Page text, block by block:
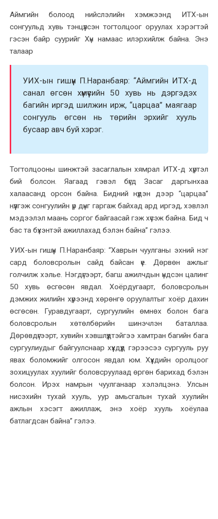
Аймгийн болоод нийслэлийн хэмжээнд ИТХ-ын
сонгуульд хувь тэнцүүлсэн тогтолцоог оруулах хэрэгтэй
гэсэн байр суурийг Хүн намаас илэрхийлж байна. Энэ
талаар
УИХ-ын гишүүн П.Наранбаяр: “Аймгийн ИТХ-д
санал өгсөн хүмүүсийн 50 хувь нь дэргэдэх
багийн иргэд шилжин ирж, “царцаа” маягаар
сонгууль өгсөн нь төрийн эрхийг хууль
бусаар авч буй хэрэг.
Тогтолцооны шинжтэй засаглалын хямрал ИТХ-д хүртэл
бий болсон. Яагаад гэвэл бүгд Засаг даргынхаа
халаасанд орсон байна. Бидний нүдэн дээр “царцаа”
нүүлгэж сонгуулийн үр дүнг гаргаж байхад ард иргэд, хэвлэл
мэдээлэл маань соргог байгаасай гэж хүсэж байна. Бид ч
бас та бүхэнтэй ажиллахад бэлэн байна” гэлээ.
УИХ-ын гишүүн П.Наранбаяр: “Хаврын чуулганы эхний нэг
сард боловсролын сайд байсан үе. Дөрвөн ажлыг
голчилж хэлье. Нэгдүгээрт, багш ажилчдын үндсэн цалинг
50 хувь өсгөсөн явдал. Хоёрдугаарт, боловсролын
дэмжих жилийн хүрээнд хөрөнгө оруулалтыг хоёр дахин
өсгөсөн. Гуравдугаарт, сургуулийн өмнөх болон бага
боловсролын хөтөлбөрийн шинэчлэн баталлаа.
Дөрөвдүгээрт, хувийн хэвшлүүдтэйгээ хамтран багийн бага
сургуулиудыг байгуулснаар хүүхдүүд гэрээсээ сургууль руу
явах боломжийг олгосон явдал юм. Хүүхдийн оролцоог
зохицуулах хуулийг боловсруулаад өргөн барихад бэлэн
болсон. Ирэх намрын чуулганаар хэлэлцэнэ. Улсын
нисэхийн тухай хууль, уур амьсгалын тухай хуулийн
ажлын хэсэгт ажиллаж, энэ хоёр хууль хоёулаа
батлагдсан байна” гэлээ.